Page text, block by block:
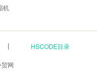
机
HSCODE目录
网